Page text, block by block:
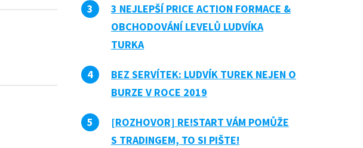
3 NEJLEPŠÍ PRICE ACTION FORMACE &
OBCHODOVÁNÍ LEVELŮ LUDVÍKA
TURKA
BEZ SERVÍTEK: LUDVÍK TUREK NEJEN O
BURZE V ROCE 2019
[ROZHOVOR] RE!START VÁM POMŮŽE
S TRADINGEM, TO SI PIŠTE!